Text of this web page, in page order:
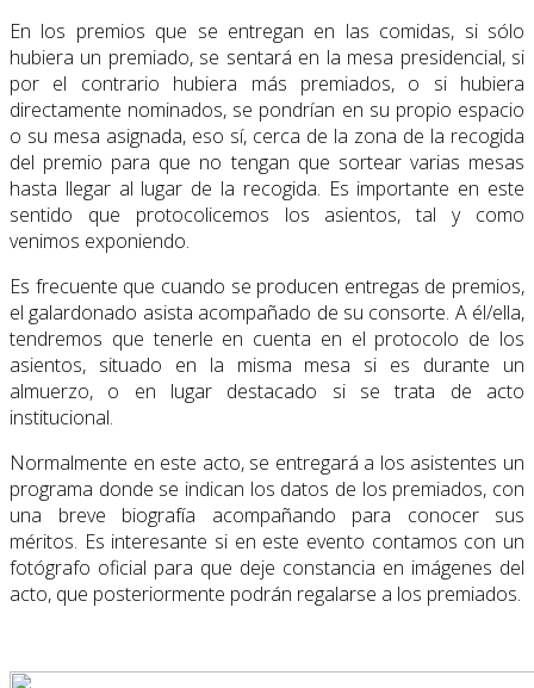
En los premios que se entregan en las comidas, si sólo
hubiera un premiado, se sentará en la mesa presidencial, si
por el contrario hubiera más premiados, o si hubiera
directamente nominados, se pondrían en su propio espacio
o su mesa asignada, eso sí, cerca de la zona de la recogida
del premio para que no tengan que sortear varias mesas
hasta llegar al lugar de la recogida. Es importante en este
sentido que protocolicemos los asientos, tal y como
venimos exponiendo.
Es frecuente que cuando se producen entregas de premios,
el galardonado asista acompañado de su consorte. A él/ella,
tendremos que tenerle en cuenta en el protocolo de los
asientos, situado en la misma mesa si es durante un
almuerzo, o en lugar destacado si se trata de acto
institucional.
Normalmente en este acto, se entregará a los asistentes un
programa donde se indican los datos de los premiados, con
una breve biografía acompañando para conocer sus
méritos. Es interesante si en este evento contamos con un
fotógrafo oficial para que deje constancia en imágenes del
acto, que posteriormente podrán regalarse a los premiados.